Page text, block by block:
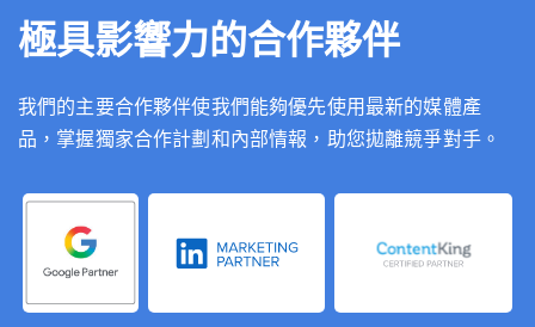
極具影響力的合作夥伴
我們的主要合作夥伴使我們能夠優先使用最新的媒體產
品，掌握獨家合作計劃和內部情報，助您拋離競爭對手。